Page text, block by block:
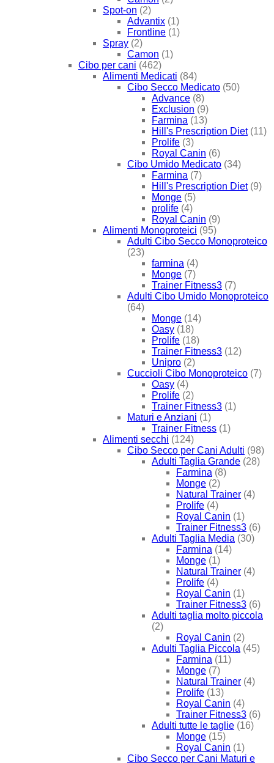
Spot-on (2)
Advantix (1)
Frontline (1)
Spray (2)
Camon (1)
Cibo per cani (462)
Alimenti Medicati (84)
Cibo Secco Medicato (50)
Advance (8)
Exclusion (9)
Farmina (13)
Hill's Prescription Diet (11)
Prolife (3)
Royal Canin (6)
Cibo Umido Medicato (34)
Farmina (7)
Hill's Prescription Diet (9)
Monge (5)
prolife (4)
Royal Canin (9)
Alimenti Monoproteici (95)
Adulti Cibo Secco Monoproteico
(23)
farmina (4)
Monge (7)
Trainer Fitness3 (7)
Adulti Cibo Umido Monoproteico
(64)
Monge (14)
Oasy (18)
Prolife (18)
Trainer Fitness3 (12)
Unipro (2)
Cuccioli Cibo Monoproteico (7)
Oasy (4)
Prolife (2)
Trainer Fitness3 (1)
Maturi e Anziani (1)
Trainer Fitness (1)
Alimenti secchi (124)
Cibo Secco per Cani Adulti (98)
Adulti Taglia Grande (28)
Farmina (8)
Monge (2)
Natural Trainer (4)
Prolife (4)
Royal Canin (1)
Trainer Fitness3 (6)
Adulti Taglia Media (30)
Farmina (14)
Monge (1)
Natural Trainer (4)
Prolife (4)
Royal Canin (1)
Trainer Fitness3 (6)
Adulti taglia molto piccola
(2)
Royal Canin (2)
Adulti Taglia Piccola (45)
Farmina (11)
Monge (7)
Natural Trainer (4)
Prolife (13)
Royal Canin (4)
Trainer Fitness3 (6)
Adulti tutte le taglie (16)
Monge (15)
Royal Canin (1)
Cibo Secco per Cani Maturi e